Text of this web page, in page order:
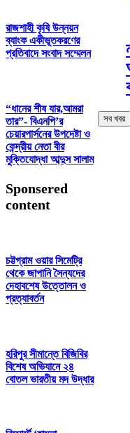
রাজশাহী কৃষি উন্নয়ন
ব্যাংক একীভূতকরণের
প্রতিবাদে সংবাদ সম্মেলন
“ধানের শীষ যার,আমরা
তার”- বিএনপি’র
চেয়ারপার্সনের উপদেষ্টা ও
কেন্দ্রীয় নেতা বীর
মুক্তিযোদ্ধা আব্দুস সালাম
Sponsered
content
চট্টগ্রাম ওয়ার সিমেট্রি
থেকে জাপানি সৈন্যদের
দেহাবশেষ উত্তোলন ও
প্রত্যাবর্তন
হরিপুর সীমান্তে বিজিবির
বিশেষ অভিযানে ২৪
বোতল ভারতীয় মদ উদ্ধার
সব খবর